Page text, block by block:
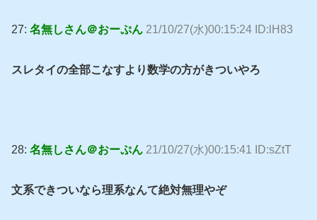
27: 名無しさん＠おーぷん 21/10/27(水)00:15:24 ID:lH83
スレタイの全部こなすより数学の方がきついやろ
28: 名無しさん＠おーぷん 21/10/27(水)00:15:41 ID:sZtT
文系できついなら理系なんて絶対無理やぞ